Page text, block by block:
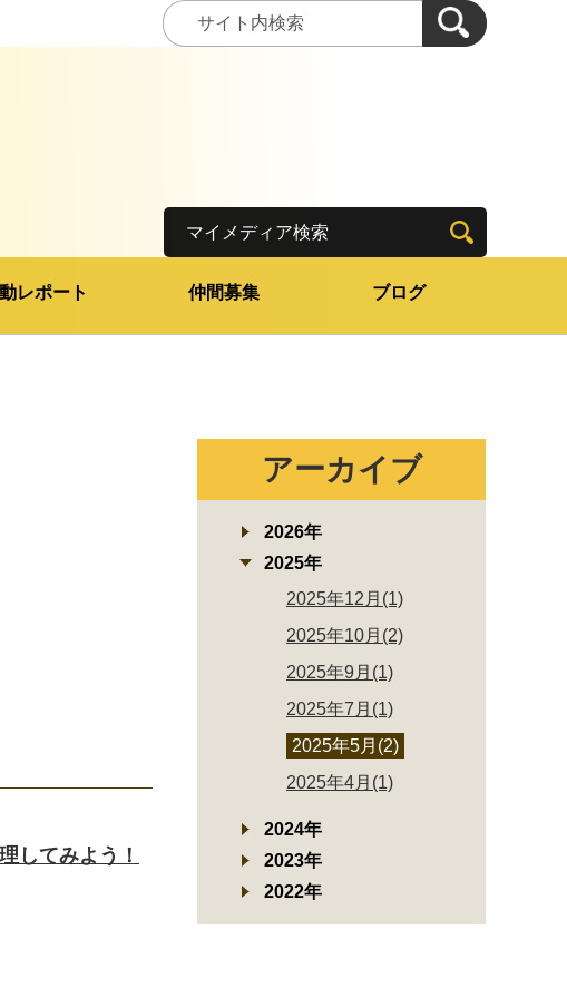
レポート 仲間募集 ブログ
マイメディア検索
してみよう！
アーカイブ
2026年
2025年
2025年12月(1)
2025年10月(2)
2025年9月(1)
2025年7月(1)
2025年5月(2)
2025年4月(1)
2024年
2023年
2022年